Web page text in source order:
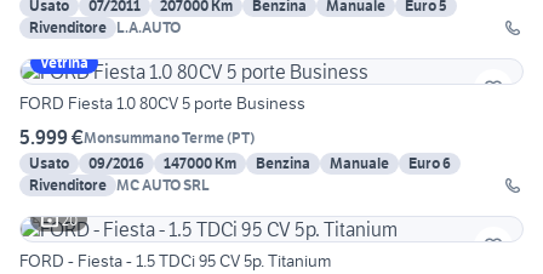
Usato
07/2011 207000 Km Benzina Manuale
Euro 5
Rivenditore L.A.AUTO
Vetrina
FORD Fiesta 1.0 80CV 5 porte Business
5.999 €Monsummano Terme(PT)
Usato
09/2016 147000 Km Benzina Manuale
Euro 6
Rivenditore MC AUTO SRL
20
FORD - Fiesta - 1.5 TDCi 95 CV 5p. Titanium